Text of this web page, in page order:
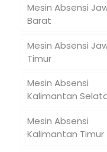
Mesin Absensi
Barat
Mesin Absensi
Timur
Mesin Absensi
Kalimantan
Mesin Absensi
Kalimantan Timur